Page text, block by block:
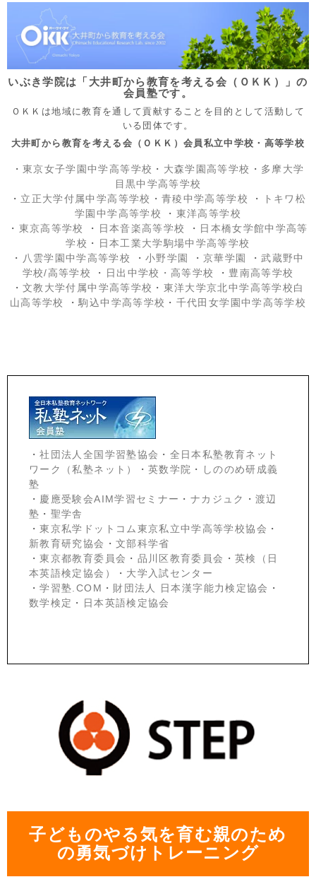
いぶき学院は「大井町から教育を考える会（ＯＫＫ）」の
会員塾です。
ＯＫＫは地域に教育を通して貢献することを目的として活動して
いる団体です。
大井町から教育を考える会（ＯＫＫ）会員私立中学校・高等学校
・ 東京女子学園中学高等学校 ・ 大森学園高等学校 ・ 多摩大学
目黒中学高等学校
・ 立正大学付属中学高等学校 ・ 青稜中学高等学校 ・
トキワ松
学園中学高等学校
・ 東洋高等学校
・ 東京高等学校 ・ 日本音楽高等学校 ・ 日本橋女学館中学高等
学校 ・ 日本工業大学駒場中学高等学校
・ 八雲学園中学高等学校 ・ 小野学園 ・京華学園 ・武蔵野中
学校/高等学校
・ 日出中学校 ・高等学校 ・ 豊南高等学校
・ 文教大学付属中学高等学校 ・ 東洋大学京北中学高等学校白
山高等学校
・駒込中学高等学校 ・ 千代田女学園中学高等学校
・社団法人全国学習塾協会 ・ 全日本私塾教育ネット
ワーク（私塾ネット）
・ 英数学院 ・
しののめ研成義
塾
・ 慶應受験会AIM学習セミナー ・ ナカジュク ・ 渡辺
塾 ・ 聖学舎
・東京私学ドットコム東京私立中学高等学校協会 ・
新教育研究協会 ・ 文部科学省
・東京都教育委員会 ・ 品川区教育委員会 ・ 英検（日
本英語検定協会）
・ 大学入試センター
・学習塾.COM ・ 財団法人 日本漢字能力検定協会 ・
数学検定 ・ 日本英語検定協会
子どものやる気を育む親のため
の勇気づけトレーニング